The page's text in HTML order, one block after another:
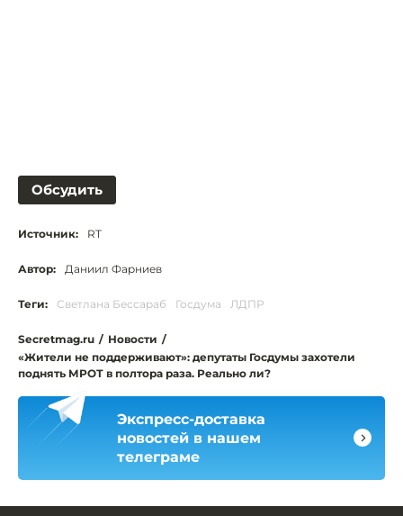
Обсудить
Источник: RT
Автор: Даниил Фарниев
Теги: Светлана Бессараб Госдума ЛДПР
Secretmag.ru / Новости /
«Жители не поддерживают»: депутаты Госдумы захотели
поднять МРОТ в полтора раза. Реально ли?
Экспресс-доставка
новостей в нашем
телеграме